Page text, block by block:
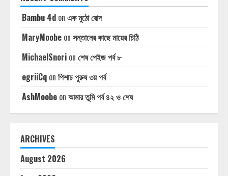
Bambu 4d on এক মুঠো রোদ
MaryMoobe on সন্তানের কাছে মায়ের চিঠি
MichaelSnori on শেষ পেইজ পর্ব ৮
egriiCq on পিশাচ পুরুষ ৩য় পর্ব
AshMoobe on আমার তুমি পর্ব ৪২ ও শেষ
ARCHIVES
August 2026